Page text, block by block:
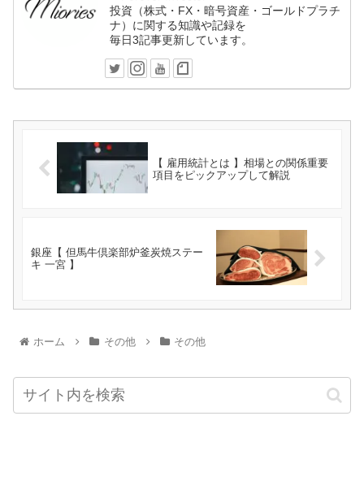
投資（株式・FX・暗号資産・ゴールドプラチ
ナ）に関する知識や記録を
毎日3記事更新しています。
【 雇用統計とは 】相場との関係重要
項目をピックアップして解説
銀座【 但馬牛倶楽部炉釜炭焼ステー
キ 一宮 】
ホーム その他 その他